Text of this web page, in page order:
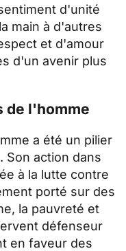
d'unité
main à d'autres
et d'amour
d'un avenir plus
de l'homme
a été un pilier
Son action dans
à la lutte contre
porté sur des
la pauvreté et
défenseur
en faveur des